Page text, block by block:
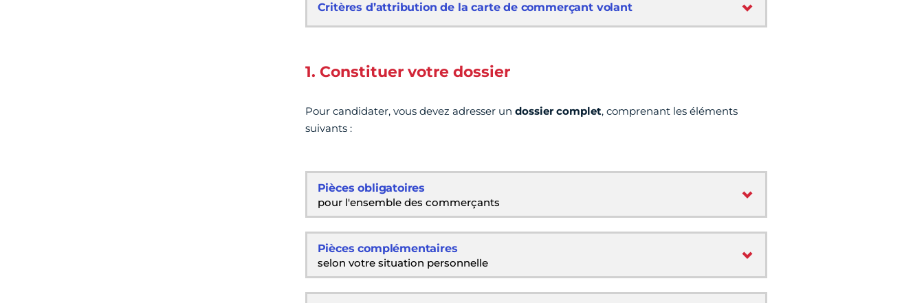
Critères d’attribution de la carte de commerçant volant
1. Constituer votre dossier
Pour candidater, vous devez adresser un dossier complet, comprenant les éléments
suivants :
Pièces obligatoires
pour l'ensemble des commerçants
Pièces complémentaires
selon votre situation personnelle